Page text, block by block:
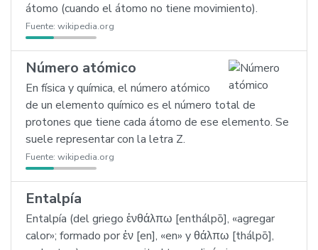
átomo (cuando el átomo no tiene movimiento).
Fuente: wikipedia.org
Número atómico
En física y química, el número atómico
de un elemento químico es el número total de
protones que tiene cada átomo de ese elemento. Se
suele representar con la letra Z.
Fuente: wikipedia.org
Entalpía
Entalpía (del griego ἐνθάλπω [enthálpō], «agregar
calor»; formado por ἐν [en], «en» y θάλπω [thálpō],